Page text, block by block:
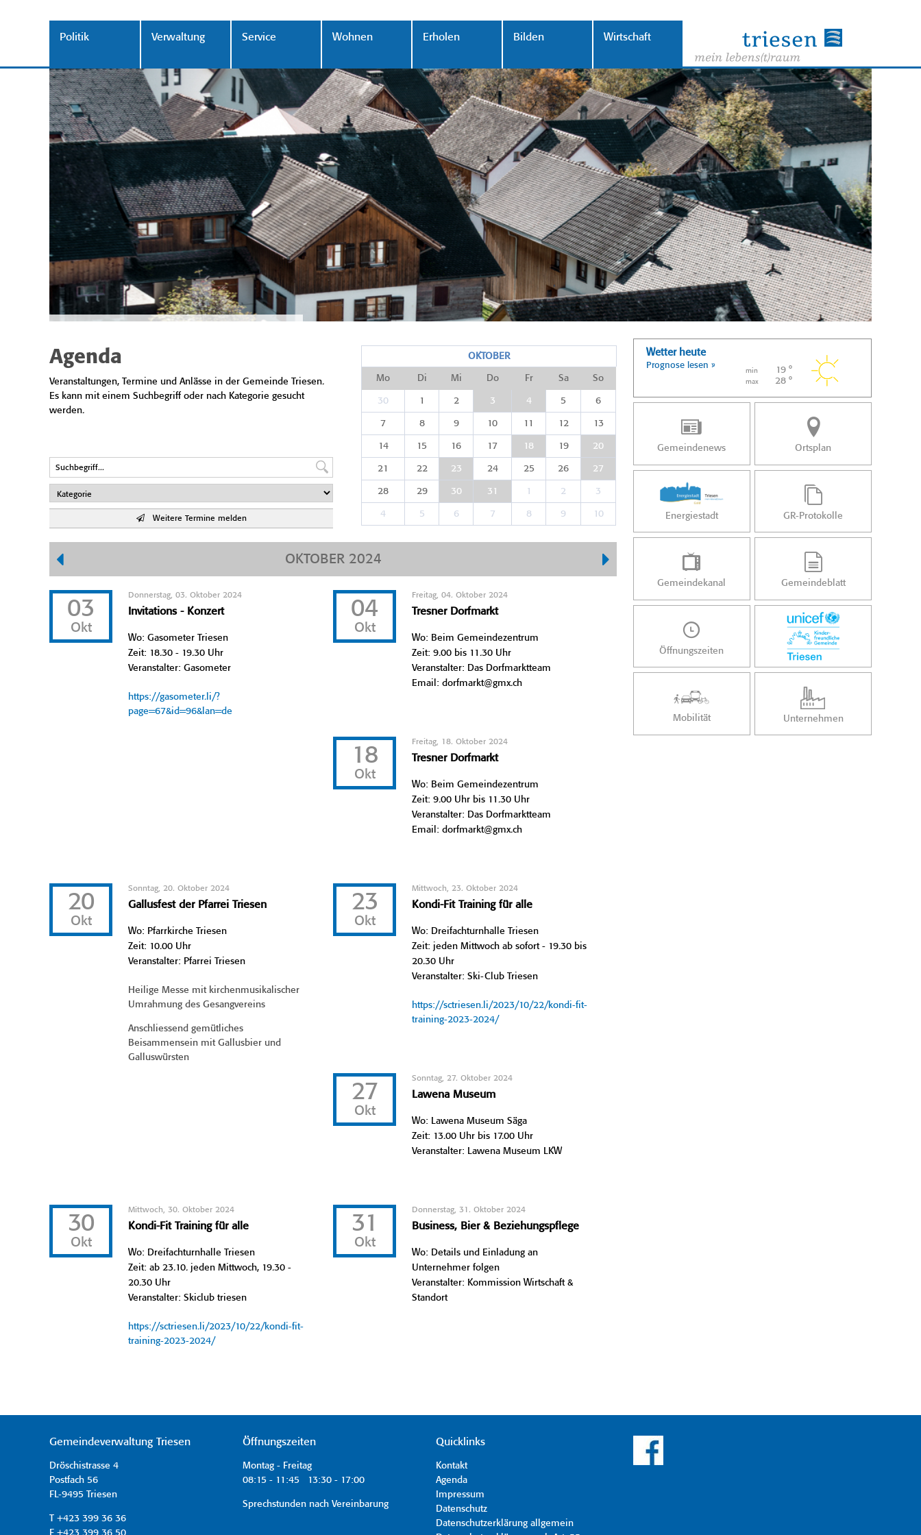
Politik Verwaltung Service Wohnen Erholen Bilden Wirtschaft
Agenda
Veranstaltungen, Termine und Anlässe in der Gemeinde Triesen.
Es kann mit einem Suchbegriff oder nach Kategorie gesucht
werden.
Weitere Termine melden
OKTOBER
Mo Di Mi Do Fr Sa So
30 1 2 3 4 5 6
7 8 9 10 11 12 13
14 15 16 17 18 19 20
21 22 23 24 25 26 27
28 29 30 31 1 2 3
4 5 6 7 8 9 10
OKTOBER 2024
03
Okt
Donnerstag, 03. Oktober 2024
Invitations - Konzert
Wo: Gasometer Triesen
Zeit: 18.30 - 19.30 Uhr
Veranstalter: Gasometer
https://gasometer.li/?
page=67&id=96&lan=de
04
Okt
Freitag, 04. Oktober 2024
Tresner Dorfmarkt
Wo: Beim Gemeindezentrum
Zeit: 9.00 bis 11.30 Uhr
Veranstalter: Das Dorfmarktteam
Email: dorfmarkt@gmx.ch
18
Okt
Freitag, 18. Oktober 2024
Tresner Dorfmarkt
Wo: Beim Gemeindezentrum
Zeit: 9.00 Uhr bis 11.30 Uhr
Veranstalter: Das Dorfmarktteam
Email: dorfmarkt@gmx.ch
20
Okt
Sonntag, 20. Oktober 2024
Gallusfest der Pfarrei Triesen
Wo: Pfarrkirche Triesen
Zeit: 10.00 Uhr
Veranstalter: Pfarrei Triesen
Heilige Messe mit kirchenmusikalischer
Umrahmung des Gesangvereins
Anschliessend gemütliches
Beisammensein mit Gallusbier und
Galluswürsten
23
Okt
Mittwoch, 23. Oktober 2024
Kondi-Fit Training für alle
Wo: Dreifachturnhalle Triesen
Zeit: jeden Mittwoch ab sofort - 19.30 bis
20.30 Uhr
Veranstalter: Ski-Club Triesen
https://sctriesen.li/2023/10/22/kondi-fit-
training-2023-2024/
27
Okt
Sonntag, 27. Oktober 2024
Lawena Museum
Wo: Lawena Museum Säga
Zeit: 13.00 Uhr bis 17.00 Uhr
Veranstalter: Lawena Museum LKW
30
Okt
Mittwoch, 30. Oktober 2024
Kondi-Fit Training für alle
Wo: Dreifachturnhalle Triesen
Zeit: ab 23.10. jeden Mittwoch, 19.30 -
20.30 Uhr
Veranstalter: Skiclub triesen
https://sctriesen.li/2023/10/22/kondi-fit-
training-2023-2024/
31
Okt
Donnerstag, 31. Oktober 2024
Business, Bier & Beziehungspflege
Wo: Details und Einladung an
Unternehmer folgen
Veranstalter: Kommission Wirtschaft &
Standort
Wetter heute
Prognose lesen »
min 19 °
max 28 °
Gemeindenews Ortsplan
Energiestadt GR-Protokolle
Gemeindekanal Gemeindeblatt
Öffnungszeiten
Mobilität Unternehmen
Gemeindeverwaltung Triesen
Dröschistrasse 4
Postfach 56
FL-9495 Triesen
T +423 399 36 36
F +423 399 36 50
Öffnungszeiten
Montag - Freitag
08:15 - 11:45 13:30 - 17:00
Sprechstunden nach Vereinbarung
Quicklinks
Kontakt
Agenda
Impressum
Datenschutz
Datenschutzerklärung allgemein